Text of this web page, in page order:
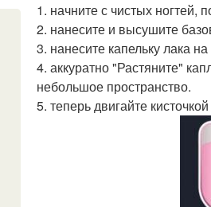
1. начните с чистых ногтей,
2. нанесите и высушите
3. нанесите капельку лака
4. аккуратно "Растяните"
небольшое пространство.
5. теперь двигайте